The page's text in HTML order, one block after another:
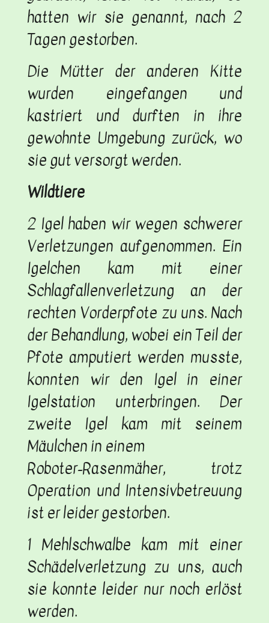
hatten wir sie genannt, nach 2
Tagen gestorben.
Die Mütter der anderen Kitte
wurden eingefangen und
kastriert und durften in ihre
gewohnte Umgebung zurück, wo
sie gut versorgt werden.
Wildtiere
2 Igel haben wir wegen schwerer
Verletzungen aufgenommen. Ein
Igelchen kam mit einer
Schlagfallenverletzung an der
rechten Vorderpfote zu uns. Nach
der Behandlung, wobei ein Teil der
Pfote amputiert werden musste,
konnten wir den Igel in einer
Igelstation unterbringen. Der
zweite Igel kam mit seinem
Mäulchen in einem
Roboter-Rasenmäher, trotz
Operation und Intensivbetreuung
ist er leider gestorben.
1 Mehlschwalbe kam mit einer
Schädelverletzung zu uns, auch
sie konnte leider nur noch erlöst
werden.